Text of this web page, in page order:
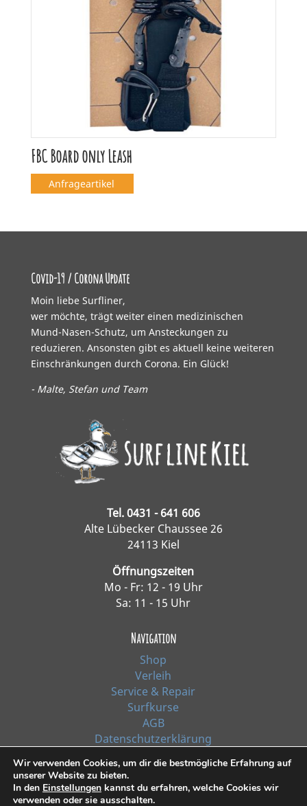
FBC Board only Leash
Anfrageartikel
Covid-19 / Corona Update
Moin liebe Surfliner,
wer möchte, trägt weiter einen medizinischen
Mund-Nasen-Schutz, um Ansteckungen zu
reduzieren. Ansonsten gibt es aktuell keine weiteren
Einschränkungen durch Corona. Ein Glück!
- Malte, Stefan und Team
Tel. 0431 - 641 606
Alte Lübecker Chaussee 26
24113 Kiel
Öffnungszeiten
Mo - Fr: 12 - 19 Uhr
Sa: 11 - 15 Uhr
Navigation
Shop
Verleih
Service & Repair
Surfkurse
AGB
Datenschutzerklärung
*Alle Preise inkl. Ust. zzgl. Versandkosten
Wir verwenden Cookies, um dir die bestmögliche Erfahrung auf
unserer Website zu bieten.
In den Einstellungen kannst du erfahren, welche Cookies wir
verwenden oder sie ausschalten.